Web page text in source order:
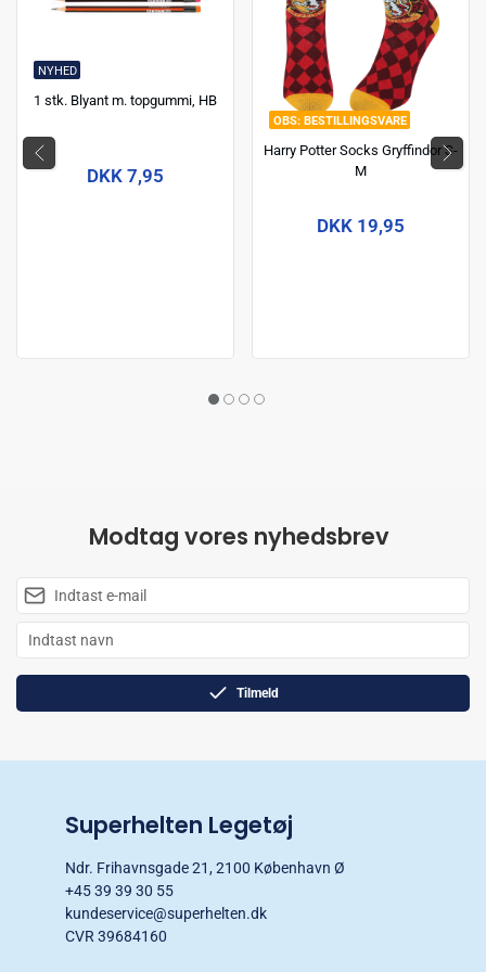
NYHED
1 stk. Blyant m. topgummi, HB
DKK 7,95
BESTILLINGSVARE
Harry Potter Socks Gryffindor S-
M
DKK 19,95
Modtag vores nyhedsbrev
Tilmeld
Superhelten Legetøj
Ndr. Frihavnsgade 21, 2100 København Ø
+45 39 39 30 55
kundeservice@superhelten.dk
CVR 39684160